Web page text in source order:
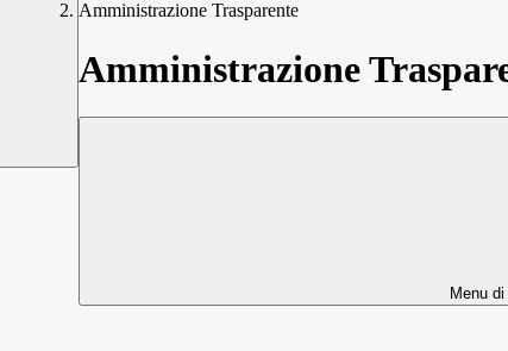
Amministrazione Trasparente
Amministrazione
Menu